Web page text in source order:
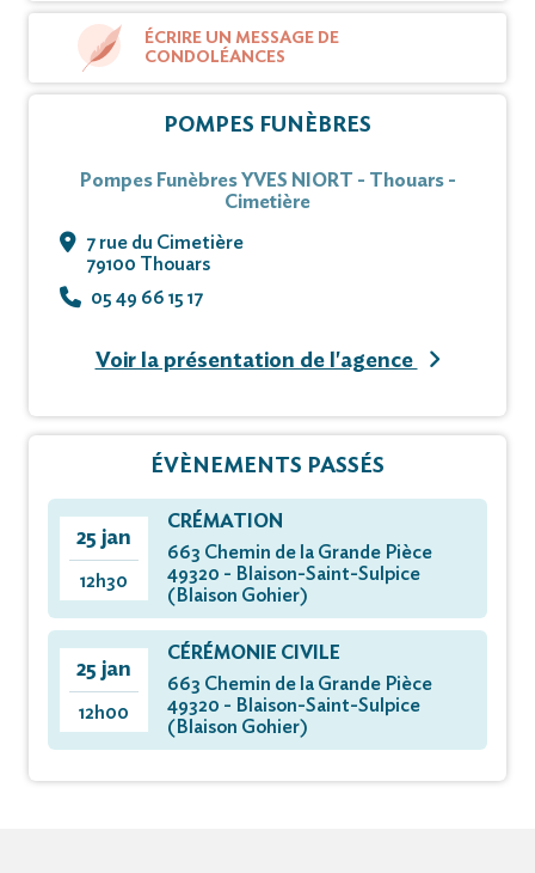
ÉCRIRE UN MESSAGE DE
CONDOLÉANCES
POMPES FUNÈBRES
Pompes Funèbres YVES NIORT - Thouars -
Cimetière
7 rue du Cimetière
79100 Thouars
05 49 66 15 17
Voir la présentation de l'agence
ÉVÈNEMENTS PASSÉS
25 jan
12h30
CRÉMATION
663 Chemin de la Grande Pièce
49320 - Blaison-Saint-Sulpice
(Blaison Gohier)
25 jan
12h00
CÉRÉMONIE CIVILE
663 Chemin de la Grande Pièce
49320 - Blaison-Saint-Sulpice
(Blaison Gohier)